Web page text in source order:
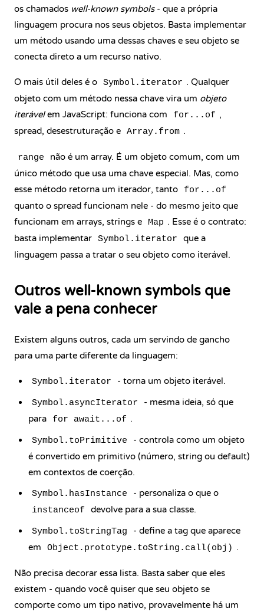
os chamados well-known symbols- que a própria
linguagem procura nos seus objetos. Basta implementar
um método usando uma dessas chaves e seu objeto se
conecta direto a um recurso nativo.
O mais útil deles é o Symbol.iterator . Qualquer
objeto com um método nessa chave vira um objeto
iterávelem JavaScript: funciona com for...of ,
spread, desestruturação e Array.from .
range
não é um array. É um objeto comum, com um
único método que usa uma chave especial. Mas, como
esse método retorna um iterador, tanto
for...of
quanto o spread funcionam nele - do mesmo jeito que
funcionam em arrays, strings e
Map . Esse é o contrato:
basta implementar Symbol.iterator
que a
linguagem passa a tratar o seu objeto como iterável.
Outros well-known symbols que
vale a pena conhecer
Existem alguns outros, cada um servindo de gancho
para uma parte diferente da linguagem:
Symbol.iterator - torna um objeto iterável.
Symbol.asyncIterator
- mesma ideia, só que
para
for await...of .
Symbol.toPrimitive
- controla como um objeto
é convertido em primitivo (número, string ou default)
em contextos de coerção.
Symbol.hasInstance - personaliza o que o
instanceof devolve para a sua classe.
Symbol.toStringTag
- define a tag que aparece
em
Object.prototype.toString.call(obj) .
Não precisa decorar essa lista. Basta saber que eles
existem - quando você quiser que seu objeto se
comporte como um tipo nativo, provavelmente há um